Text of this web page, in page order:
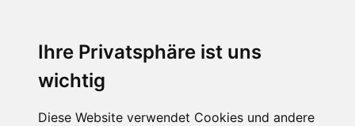
Ihre Privatsphäre ist uns
wichtig
Diese Website verwendet Cookies und andere